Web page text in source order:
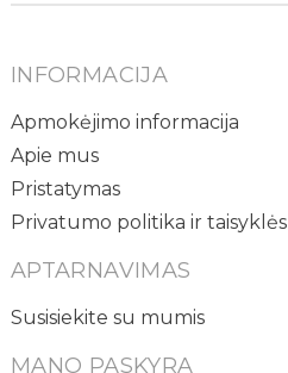
INFORMACIJA
Apmokėjimo informacija
Apie mus
Pristatymas
Privatumo politika ir taisyklės
APTARNAVIMAS
Susisiekite su mumis
MANO PASKYRA